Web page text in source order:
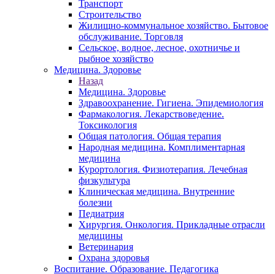
Транспорт
Строительство
Жилищно-коммунальное хозяйство. Бытовое
обслуживание. Торговля
Сельское, водное, лесное, охотничье и
рыбное хозяйство
Медицина. Здоровье
Назад
Медицина. Здоровье
Здравоохранение. Гигиена. Эпидемиология
Фармакология. Лекарствоведение.
Токсикология
Общая патология. Общая терапия
Народная медицина. Комплиментарная
медицина
Курортология. Физиотерапия. Лечебная
физкультура
Клиническая медицина. Внутренние
болезни
Педиатрия
Хирургия. Онкология. Прикладные отрасли
медицины
Ветеринария
Охрана здоровья
Воспитание. Образование. Педагогика